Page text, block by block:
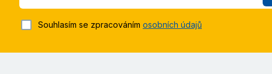
Souhlasím se zpracováním osobních údajů